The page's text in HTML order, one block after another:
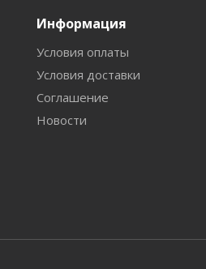
Информация
Условия оплаты
Условия доставки
Соглашение
Новости